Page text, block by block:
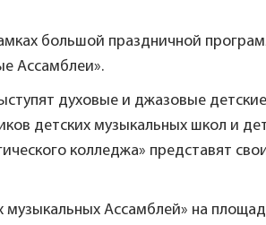
большой праздничной
Ассамблеи».
духовые и джазовые
детских музыкальных школ и
колледжа» представят
музыкальных Ассамблей» на